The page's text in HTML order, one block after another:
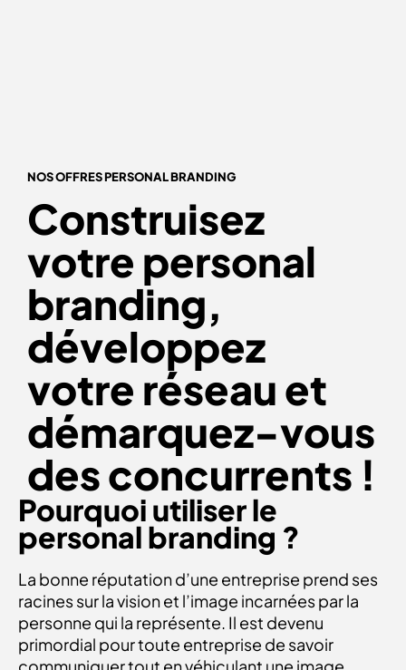
NOS OFFRES PERSONAL BRANDING
Construisez
votre personal
branding,
développez
votre réseau et
démarquez-vous
des concurrents !
Pourquoi utiliser le
personal branding ?
La bonne réputation d’une entreprise prend ses
racines sur la vision et l’image incarnées par la
personne qui la représente. Il est devenu
primordial pour toute entreprise de savoir